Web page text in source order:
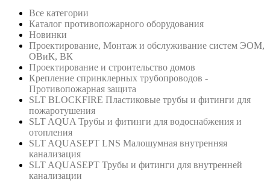
Все категории
Каталог противопожарного оборудования
Новинки
Проектирование, Монтаж и обслуживание систем ЭОМ,
ОВиК, ВК
Проектирование и строительство домов
Крепление спринклерных трубопроводов -
Противопожарная защита
SLT BLOCKFIRE Пластиковые трубы и фитинги для
пожаротушения
SLT AQUA Трубы и фитинги для водоснабжения и
отопления
SLT AQUASEPT LNS Малошумная внутренняя
канализация
SLT AQUASEPT Трубы и фитинги для внутренней
канализации